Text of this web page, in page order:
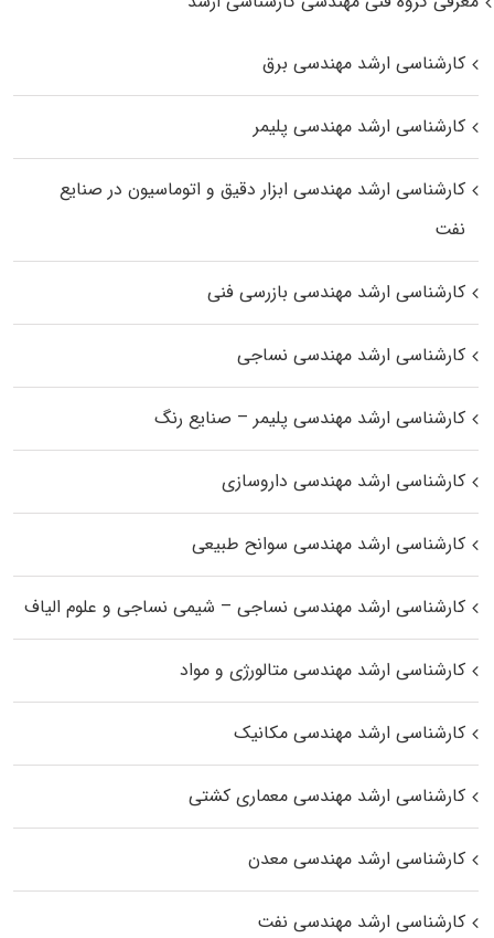
کارشناسی ارشد مهندسی برق
کارشناسی ارشد مهندسی پلیمر
کارشناسی ارشد مهندسی ابزار دقیق و اتوماسیون در صنایع
نفت
کارشناسی ارشد مهندسی بازرسی فنی
کارشناسی ارشد مهندسی نساجی
کارشناسی ارشد مهندسی پلیمر – صنایع رنگ
کارشناسی ارشد مهندسی داروسازی
کارشناسی ارشد مهندسی سوانح طبیعی
کارشناسی ارشد مهندسی نساجی – شیمی نساجی و علوم الیاف
کارشناسی ارشد مهندسی متالورژی و مواد
کارشناسی ارشد مهندسی مکانیک
کارشناسی ارشد مهندسی معماری کشتی
کارشناسی ارشد مهندسی معدن
کارشناسی ارشد مهندسی نفت